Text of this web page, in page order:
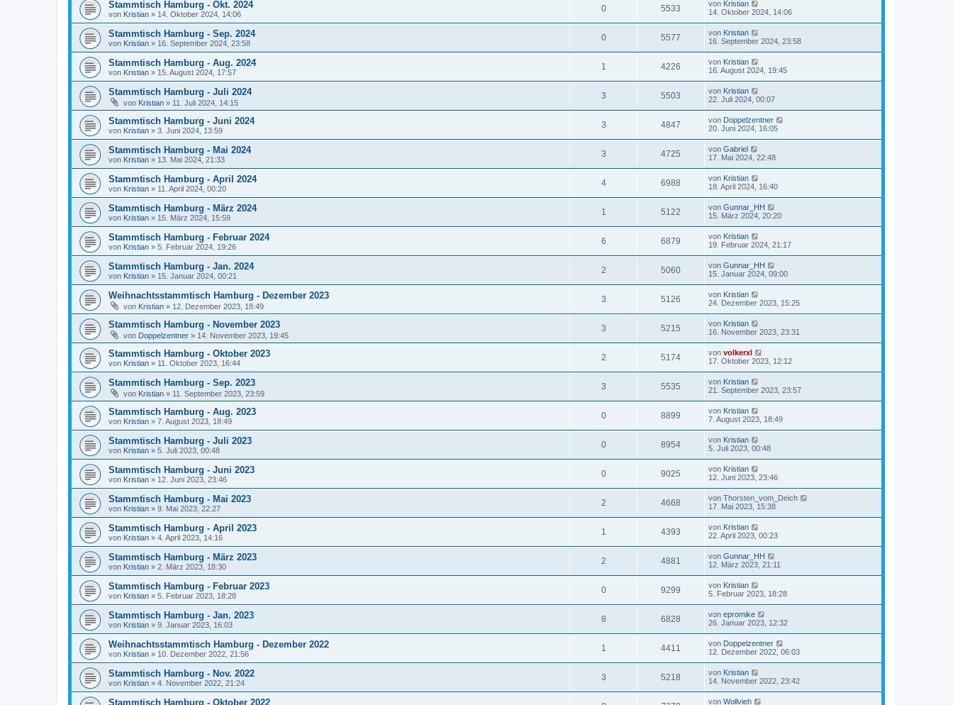
Stammtisch Hamburg - Okt. 2024
von Kristian » 14. Oktober 2024, 14:06
0 5533 von Kristian
14. Oktober 2024, 14:06
Stammtisch Hamburg - Sep. 2024
von Kristian » 16. September 2024, 23:58
0 5577 von Kristian
16. September 2024, 23:58
Stammtisch Hamburg - Aug. 2024
von Kristian » 15. August 2024, 17:57
1 4226 von Kristian
16. August 2024, 19:45
Stammtisch Hamburg - Juli 2024
von Kristian » 11. Juli 2024, 14:15
3 5503 von Kristian
22. Juli 2024, 00:07
Stammtisch Hamburg - Juni 2024
von Kristian » 3. Juni 2024, 13:59
3 4847 von Doppelzentner
20. Juni 2024, 16:05
Stammtisch Hamburg - Mai 2024
von Kristian » 13. Mai 2024, 21:33
3 4725 von Gabriel
17. Mai 2024, 22:48
Stammtisch Hamburg - April 2024
von Kristian » 11. April 2024, 00:20
4 6988 von Kristian
18. April 2024, 16:40
Stammtisch Hamburg - März 2024
von Kristian » 15. März 2024, 15:59
1 5122 von Gunnar_HH
15. März 2024, 20:20
Stammtisch Hamburg - Februar 2024
von Kristian » 5. Februar 2024, 19:26
6 6879 von Kristian
19. Februar 2024, 21:17
Stammtisch Hamburg - Jan. 2024
von Kristian » 15. Januar 2024, 00:21
2 5060 von Gunnar_HH
15. Januar 2024, 09:00
Weihnachtsstammtisch Hamburg - Dezember 2023
von Kristian » 12. Dezember 2023, 18:49
3 5126 von Kristian
24. Dezember 2023, 15:25
Stammtisch Hamburg - November 2023
von Doppelzentner » 14. November 2023, 19:45
3 5215 von Kristian
16. November 2023, 23:31
Stammtisch Hamburg - Oktober 2023
von Kristian » 11. Oktober 2023, 16:44
2 5174 von volkerxl
17. Oktober 2023, 12:12
Stammtisch Hamburg - Sep. 2023
von Kristian » 11. September 2023, 23:59
3 5535 von Kristian
21. September 2023, 23:57
Stammtisch Hamburg - Aug. 2023
von Kristian » 7. August 2023, 18:49
0 8899 von Kristian
7. August 2023, 18:49
Stammtisch Hamburg - Juli 2023
von Kristian » 5. Juli 2023, 00:48
0 8954 von Kristian
5. Juli 2023, 00:48
Stammtisch Hamburg - Juni 2023
von Kristian » 12. Juni 2023, 23:46
0 9025 von Kristian
12. Juni 2023, 23:46
Stammtisch Hamburg - Mai 2023
von Kristian » 9. Mai 2023, 22:27
2 4668 von Thorsten_vom_Deich
17. Mai 2023, 15:38
Stammtisch Hamburg - April 2023
von Kristian » 4. April 2023, 14:16
1 4393 von Kristian
22. April 2023, 00:23
Stammtisch Hamburg - März 2023
von Kristian » 2. März 2023, 18:30
2 4881 von Gunnar_HH
12. März 2023, 21:11
Stammtisch Hamburg - Februar 2023
von Kristian » 5. Februar 2023, 18:28
0 9299 von Kristian
5. Februar 2023, 18:28
Stammtisch Hamburg - Jan. 2023
von Kristian » 9. Januar 2023, 16:03
8 6828 von epromike
26. Januar 2023, 12:32
Weihnachtsstammtisch Hamburg - Dezember 2022
von Kristian » 10. Dezember 2022, 21:56
1 4411 von Doppelzentner
12. Dezember 2022, 06:03
Stammtisch Hamburg - Nov. 2022
von Kristian » 4. November 2022, 21:24
3 5218 von Kristian
14. November 2022, 23:42
Stammtisch Hamburg - Oktober 2022 von Wollvieh